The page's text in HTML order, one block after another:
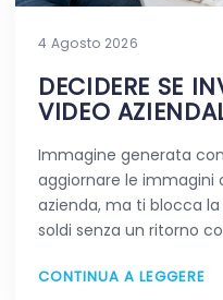
4 Agosto 2026
DECIDERE SE
VIDEO
Immagine generata
aggiornare le immagini
azienda, ma ti blocca
soldi senza un ritorno
CONTINUA A LEGGERE